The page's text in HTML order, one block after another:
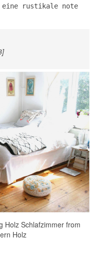
eine rustikale note
Holz Schlafzimmer from
Holz